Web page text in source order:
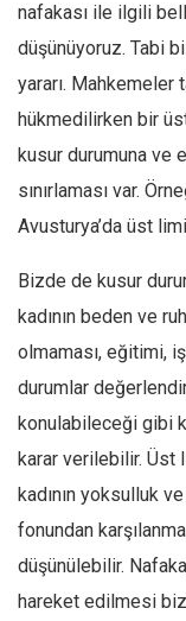
nafakası ile ilgili
düşünüyoruz. Tabi
yararı. Mahkemeler
hükmedilirken bir
kusur durumuna ve
sınırlaması var.
Avusturya’da üst
Bizde de kusur
kadının beden ve
olmaması, eğitimi,
durumlar
konulabileceği gibi
karar verilebilir. Üst
kadının yoksulluk
fonundan
düşünülebilir.
hareket edilmesi